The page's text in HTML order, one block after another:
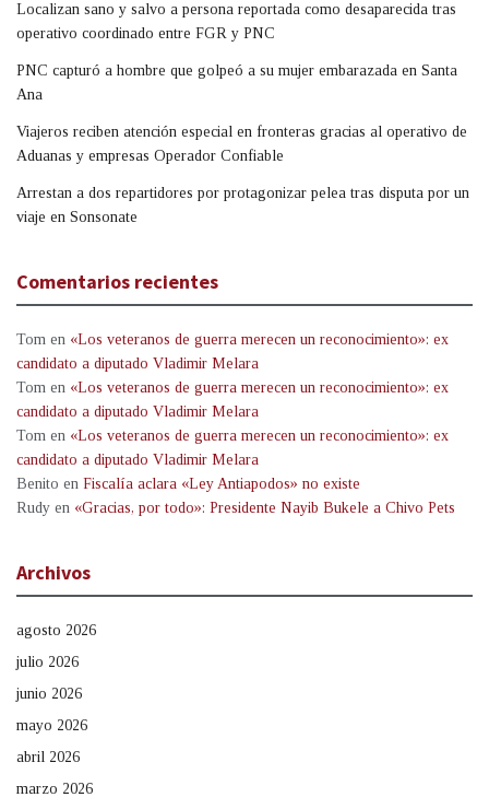
Localizan sano y salvo a persona reportada como desaparecida tras
operativo coordinado entre FGR y PNC
PNC capturó a hombre que golpeó a su mujer embarazada en Santa
Ana
Viajeros reciben atención especial en fronteras gracias al operativo de
Aduanas y empresas Operador Confiable
Arrestan a dos repartidores por protagonizar pelea tras disputa por un
viaje en Sonsonate
Comentarios recientes
Tom en «Los veteranos de guerra merecen un reconocimiento»: ex
candidato a diputado Vladimir Melara
Tom en «Los veteranos de guerra merecen un reconocimiento»: ex
candidato a diputado Vladimir Melara
Tom en «Los veteranos de guerra merecen un reconocimiento»: ex
candidato a diputado Vladimir Melara
Benito en Fiscalía aclara «Ley Antiapodos» no existe
Rudy en «Gracias, por todo»: Presidente Nayib Bukele a Chivo Pets
Archivos
agosto 2026
julio 2026
junio 2026
mayo 2026
abril 2026
marzo 2026